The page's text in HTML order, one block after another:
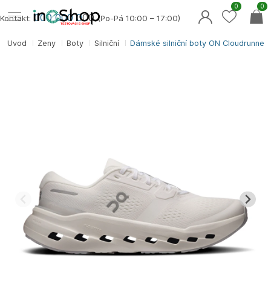
Úvod Ženy Boty Silniční Dámské silniční boty ON Cloudrunner
Kontakt: 000 000 000(Po-Pá 10:00 – 17:00)
0
0